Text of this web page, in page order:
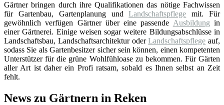
Gärtner bringen durch ihre Qualifikationen das nötige Fachwissen
für Gartenbau, Gartenplanung undLandschaftspflege mit. Für
gewöhnlich verfügen Gärtner über eine passende Ausbildung in
einer Gärtnerei. Einige weisen sogar weitere Bildungsabschlüsse in
Landschaftsbau, Landschaftsarchitektur oderLandschaftspflege auf,
sodass Sie als Gartenbesitzer sicher sein können, einen kompetenten
Unterstützer für die grüne Wohlfühloase zu bekommen. Für Gärten
aller Art ist daher ein Profi ratsam, sobald es Ihnen selbst an Zeit
fehlt.
News zu Gärtnern in Reken